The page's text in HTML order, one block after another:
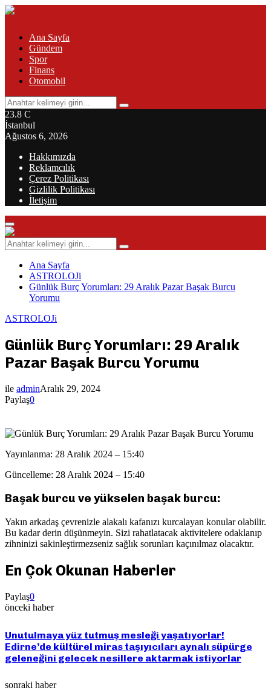
Ana Sayfa
Gündem
Spor
Finans
Otomobil
Search
for:
Search
23.8 C
İstanbul
Ağustos 6, 2026
Hakkımızda
Reklamcılık
Çerez Politikası
Gizlilik Politikası
İletişim
Primary
Menu
Search
for:
Search
Ana Sayfa
ASTROLOJi
Günlük Burç Yorumları: 29 Aralık Pazar Başak Burcu
Yorumu
ASTROLOJi
Günlük Burç Yorumları: 29 Aralık
Pazar Başak Burcu Yorumu
ile adminAralık 29, 2024
Paylaş0
Yayınlanma: 28 Aralık 2024 – 15:40
Güncelleme: 28 Aralık 2024 – 15:40
Başak burcu ve yükselen başak burcu:
Yakın arkadaş çevrenizle alakalı kafanızı kurcalayan konular olabilir.
Bu kadar derin düşünmeyin. Sizi rahatlatacak aktivitelere odaklanıp
zihninizi sakinleştirmezseniz sağlık sorunları kaçınılmaz olacaktır.
En Çok Okunan Haberler
Paylaş0
önceki haber
Unutulmaya yüz tutmuş mesleği yaşatıyorlar!
Edirne’de kültürel miras taşıyıcıları aynalı süpürge
geleneğini gelecek nesillere aktarmak istiyorlar
sonraki haber